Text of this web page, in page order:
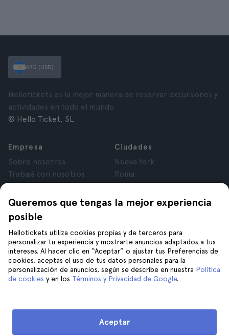
Queremos que tengas la mejor experiencia
posible
Hellotickets utiliza cookies propias y de terceros para
personalizar tu experiencia y mostrarte anuncios adaptados a tus
intereses. Al hacer clic en “Aceptar” o ajustar tus Preferencias de
cookies, aceptas el uso de tus datos personales para la
personalización de anuncios, según se describe en nuestra Política
de cookies y en los Términos y Privacidad de Google.
Aceptar
ARG (USD)
Hellotickets es la mejor manera de reservar excursiones y
actividades en todo el mundo.
© Hello Ticket, SL.
Empresa
Sobre nosotros
Trabajá con nosotros
Opiniones
Privacidad
Términos y Condiciones
Aviso Legal
Cookies
Ciudades
Nueva York
Roma
Londres
Granada
Tenerife
Ayuda
Unite a nosotros en